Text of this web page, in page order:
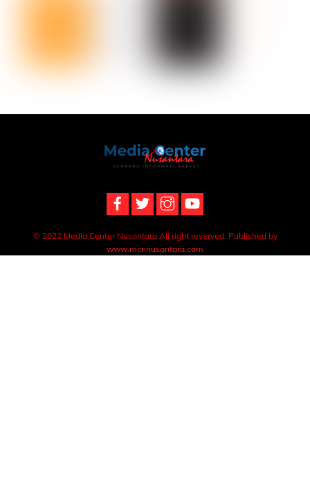
Back
To
© 2022 Media Center Nusantara All right reserved. Published by
www.mcnnusantara.com